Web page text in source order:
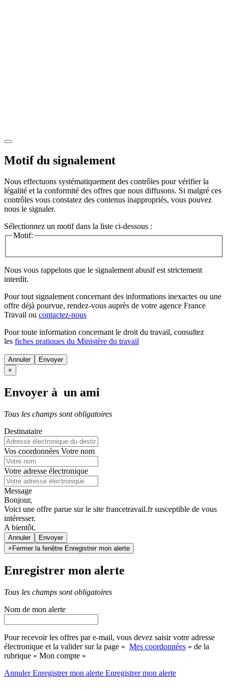
Motif du signalement
Nous effectuons systématiquement des contrôles pour vérifier la
légalité et la conformité des offres que nous diffusons. Si malgré ces
contrôles vous constatez des contenus inappropriés, vous pouvez
nous le signaler.
Sélectionnez un motif dans la liste ci-dessous :
Motif:
Nous vous rappelons que le signalement abusif est strictement
interdit.
Pour tout signalement concernant des informations inexactes ou une
offre déjà pourvue, rendez-vous auprès de votre agence France
Travail ou contactez-nous
Pour toute information concernant le droit du travail, consultez
les fiches pratiques du Ministère du travail
Annuler
×
Envoyer à un ami
Tous les champs sont obligatoires
Destinataire
Vos coordonnées Votre nom
Votre adresse électronique
Message
Bonjour,
Voici une offre parue sur le site francetravail.fr susceptible de vous
intéresser.
A bientôt.
Annuler
× Fermer la fenêtre Enregistrer mon alerte
Enregistrer mon alerte
Tous les champs sont obligatoires
Nom de mon alerte
Pour recevoir les offres par e-mail, vous devez saisir votre adresse
électronique et la valider sur la page « Mes coordonnées » de la
rubrique « Mon compte »
AnnulerEnregistrer mon alerte Enregistrermon alerte